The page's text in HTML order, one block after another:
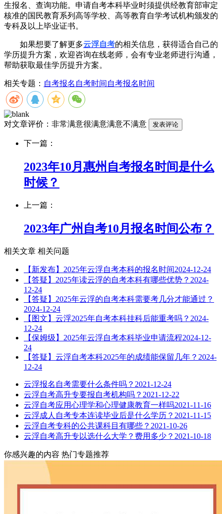
生报名、查询功能。申请自考本科毕业时须提供经教育部审定
核准的国民教育系列高等学校、高等教育自学考试机构颁发的
专科及以上毕业证书。
如果想要了解更多云浮自考的相关信息，获得适合自己的
学历提升方案，欢迎咨询在线老师，会有专业老师进行沟通，
帮助获取最佳学历提升方案。
相关专题： 自考报名 自考时间 自考报名时间
对文章评价： 非常满意很满意满意不满意
下一篇：
2023年10月惠州自考报名时间是什么
时候？
上一篇：
2023年广州自考10月报名时间公布？
相关文章 相关问题
【新发布】2025年云浮自考本科的报名时间2024-12-24
【答疑】2025年读云浮的自考本科有哪些优势？ 2024-
12-24
【答疑】2025年云浮的自考本科需要考几分才能通过？
2024-12-24
【图文】云浮2025年自考本科挂科后能重考吗？ 2024-
12-24
【保姆级】2025年云浮自考本科毕业申请流程2024-12-
24
【答疑】云浮自考本科2025年的成绩能保留几年？ 2024-
12-24
云浮报名自考需要什么条件吗？ 2021-12-24
云浮自考高升专要报自考机构吗？ 2021-12-22
云浮自考应用心理学和心理健康教育一样吗2021-11-16
云浮成人自考专本连读毕业后是什么学历？ 2021-11-15
云浮自考专科的公共课科目有哪些？ 2021-10-26
云浮自考高升专以选什么大学？费用多少？ 2021-10-18
你感兴趣的内容 热门专题推荐